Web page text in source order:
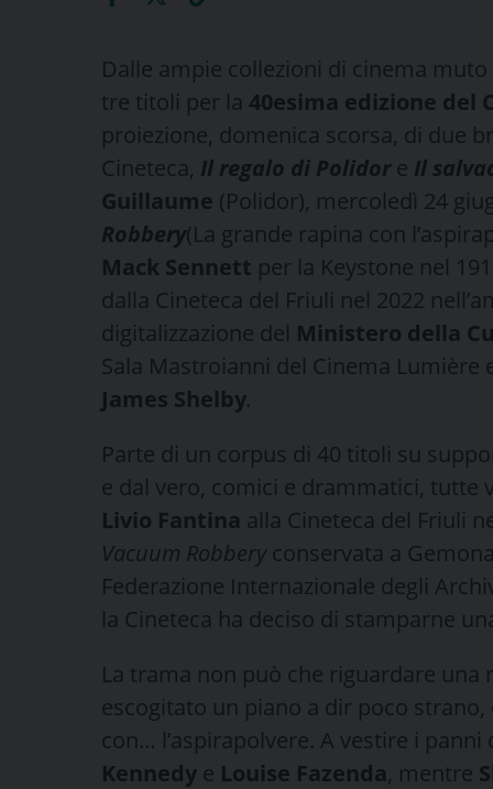
Dalle ampie collezioni di cinema
tre titoli per la 40esima edizione del
proiezione, domenica scorsa, di due
Cineteca, Il regalo di Polidore Il
Guillaume (Polidor), mercoledì 24
Robbery(La grande rapina con
Mack Sennett per la Keystone nel
dalla Cineteca del Friuli nel 2022
digitalizzazione del Ministero della
Sala Mastroianni del Cinema
James Shelby.
Parte di un corpus di 40 titoli su
e dal vero, comici e drammatici,
Livio Fantina alla Cineteca del Friuli
Vacuum Robberyconservata a
Federazione Internazionale degli
la Cineteca ha deciso di stamparne
La trama non può che riguardare
escogitato un piano a dir poco
con… l’aspirapolvere. A vestire i
Kennedy e Louise Fazenda, mentre